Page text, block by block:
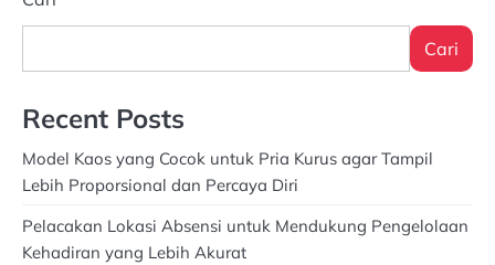
Cari
Recent Posts
Model Kaos yang Cocok untuk Pria Kurus agar Tampil
Lebih Proporsional dan Percaya Diri
Pelacakan Lokasi Absensi untuk Mendukung Pengelolaan
Kehadiran yang Lebih Akurat